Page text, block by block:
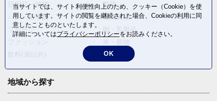
日用品・雑貨
野菜
パン・菓子類
電化製品
フルーツ
卵・乳製品
返礼品なし
地域から探す
当サイトでは、サイト利便性向上のため、クッキー（Cookie）を使
用しています。サイトの閲覧を継続された場合、Cookieの利用に同
意したことものといたします。
詳細についてはプライバシーポリシーをお読みください。
OK